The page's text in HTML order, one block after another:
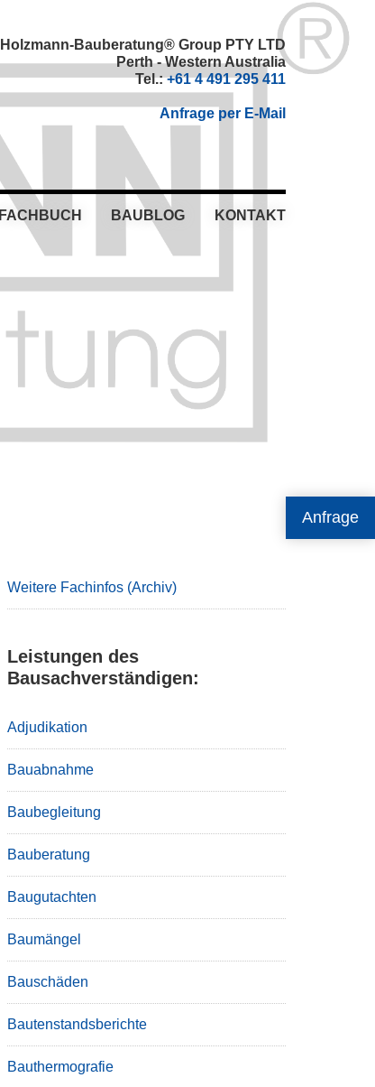
Anfrage
Holzmann-Bauberatung® Group PTY LTD
Perth - Western Australia
Tel.:+61 4 491 295 411
Anfrage per E-Mail
FACHBUCH BAUBLOG KONTAKT
Weitere Fachinfos (Archiv)
Leistungen des
Bausachverständigen:
Adjudikation
Bauabnahme
Baubegleitung
Bauberatung
Baugutachten
Baumängel
Bauschäden
Bautenstandsberichte
Bauthermografie